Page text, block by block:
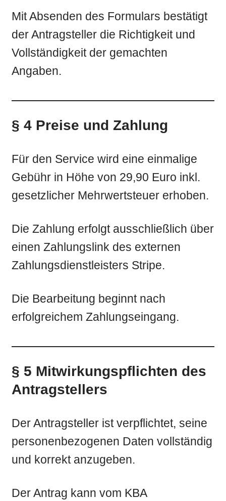
Mit Absenden des Formulars bestätigt
der Antragsteller die Richtigkeit und
Vollständigkeit der gemachten
Angaben.
§ 4 Preise und Zahlung
Für den Service wird eine einmalige
Gebühr in Höhe von 29,90 Euro inkl.
gesetzlicher Mehrwertsteuer erhoben.
Die Zahlung erfolgt ausschließlich über
einen Zahlungslink des externen
Zahlungsdienstleisters Stripe.
Die Bearbeitung beginnt nach
erfolgreichem Zahlungseingang.
§ 5 Mitwirkungspflichten des
Antragstellers
Der Antragsteller ist verpflichtet, seine
personenbezogenen Daten vollständig
und korrekt anzugeben.
Der Antrag kann vom KBA